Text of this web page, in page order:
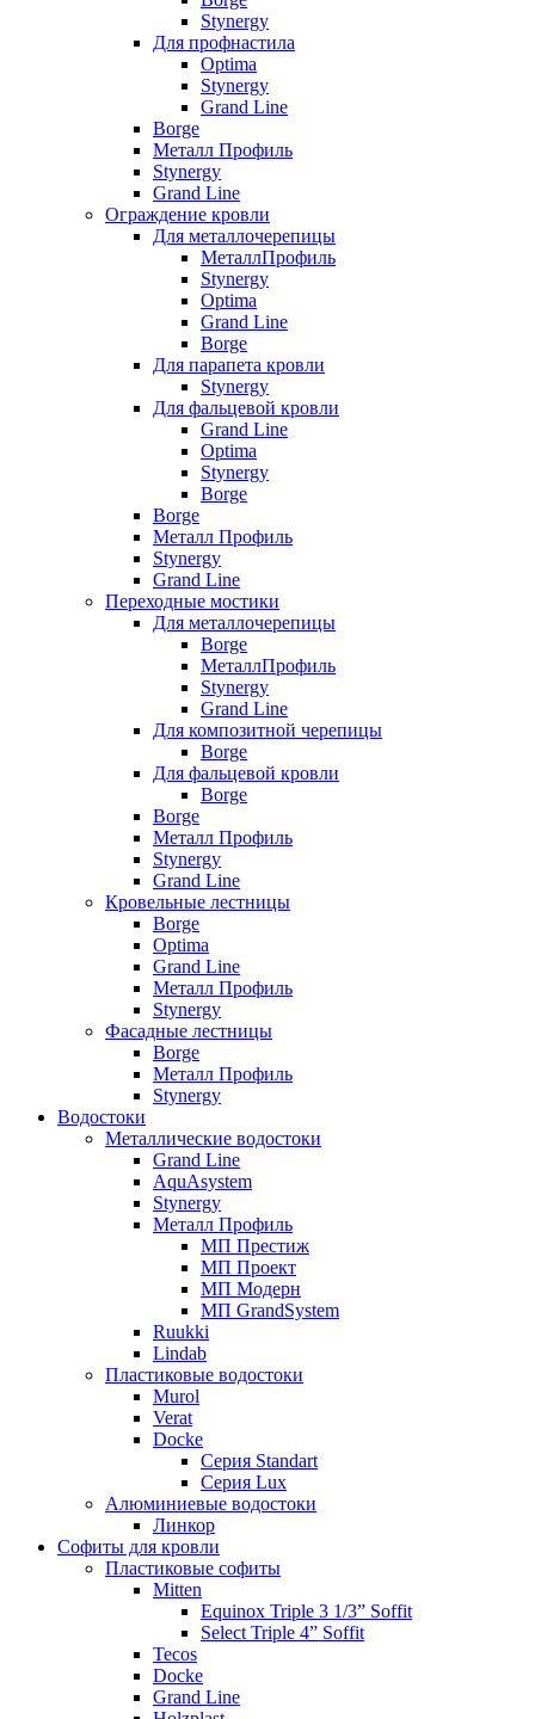
Stynergy
Для профнастила
Optima
Stynergy
Grand Line
Borge
Металл Профиль
Stynergy
Grand Line
Ограждение кровли
Для металлочерепицы
МеталлПрофиль
Stynergy
Optima
Grand Line
Borge
Для парапета кровли
Stynergy
Для фальцевой кровли
Grand Line
Optima
Stynergy
Borge
Borge
Металл Профиль
Stynergy
Grand Line
Переходные мостики
Для металлочерепицы
Borge
МеталлПрофиль
Stynergy
Grand Line
Для композитной черепицы
Borge
Для фальцевой кровли
Borge
Borge
Металл Профиль
Stynergy
Grand Line
Кровельные лестницы
Borge
Optima
Grand Line
Металл Профиль
Stynergy
Фасадные лестницы
Borge
Металл Профиль
Stynergy
Водостоки
Металлические водостоки
Grand Line
AquAsystem
Stynergy
Металл Профиль
МП Престиж
МП Проект
МП Модерн
МП GrandSystem
Ruukki
Lindab
Пластиковые водостоки
Murol
Verat
Docke
Серия Standart
Серия Lux
Алюминиевые водостоки
Линкор
Софиты для кровли
Пластиковые софиты
Mitten
Equinox Triple 3 1/3” Soffit
Select Triple 4” Soffit
Tecos
Docke
Grand Line